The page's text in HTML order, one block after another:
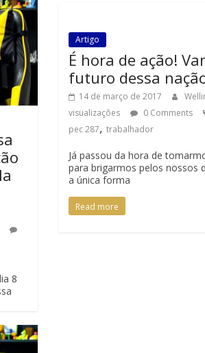
Artigo
É hora de ação!
futuro dessa
14 de março de 2017
visualizações
0 Comments
pec 287, trabalhador
Já passou da hora de
para brigarmos pelos nossos
a única forma
Read more
8